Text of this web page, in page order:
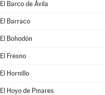
El Barco de Ávila
El Barraco
El Bohodón
El Fresno
El Hornillo
El Hoyo de Pinares